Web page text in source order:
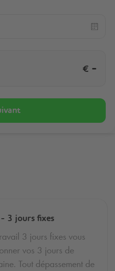
€ -
3 jours fixes
3 jours fixes vous
vos 3 jours de
Tout dépassement de